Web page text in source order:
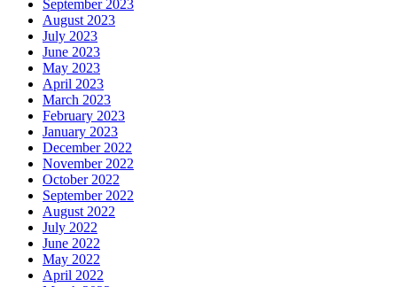
September 2023
August 2023
July 2023
June 2023
May 2023
April 2023
March 2023
February 2023
January 2023
December 2022
November 2022
October 2022
September 2022
August 2022
July 2022
June 2022
May 2022
April 2022